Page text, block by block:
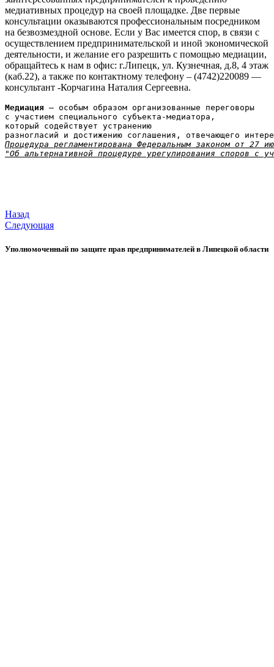
медиативных процедур на своей площадке. Две первые
консультации оказываются профессиональным посредником
на безвозмездной основе. Если у Вас имеется спор, в связи с
осуществлением предпринимательской и иной экономической
деятельности, и желание его разрешить с помощью медиации,
обращайтесь к нам в офис: г.Липецк, ул. Кузнечная, д.8, 4 этаж
(каб.22), а также по контактному телефону – (4742)220089 —
консультант -Корчагина Наталия Сергеевна.
Медиация – особым образом организованные переговоры
с участием специального субъекта-медиатора,
который содействует устранению
разногласий и достижению соглашения, отвечающего
Процедура регламентирована Федеральным законом от 27
"Об альтернативной процедуре урегулирования споров с
Назад
Следующая
Уполномоченный по защите прав предпринимателей в Липецкой области